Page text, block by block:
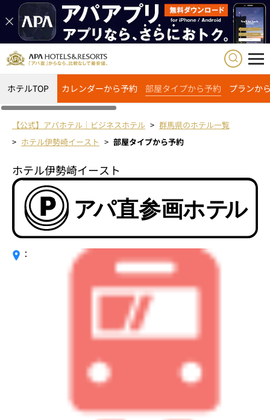
ホテルTOP カレンダーから予約 部屋タイプから予約 プランか
【公式】アパホテル｜ビジネスホテル
群馬県のホテル一覧
ホテル伊勢崎イースト
部屋タイプから予約
ホテル伊勢崎イースト
：